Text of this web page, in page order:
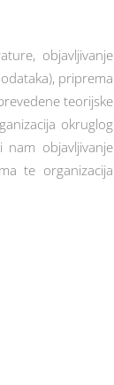
objavljivanje
priprema
teorijske
okruglog
objavljivanje
te organizacija